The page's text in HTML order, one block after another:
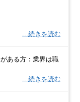
…続きを読む
ある方：業界は職
…続きを読む